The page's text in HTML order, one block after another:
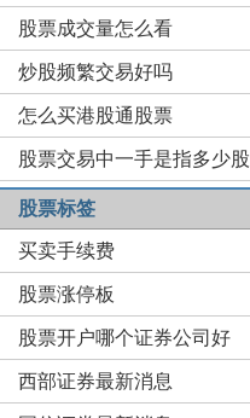
股票成交量怎么看
炒股频繁交易好吗
怎么买港股通股票
股票交易中一手是指多少股
股票标签
买卖手续费
股票涨停板
股票开户哪个证券公司好
西部证券最新消息